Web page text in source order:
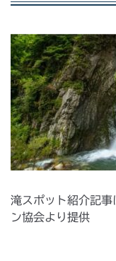
滝スポット紹介記事
ン協会より提供